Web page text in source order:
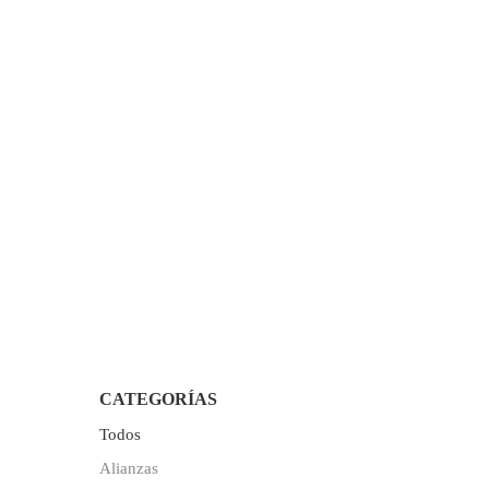
CATEGORÍAS
Todos
Alianzas